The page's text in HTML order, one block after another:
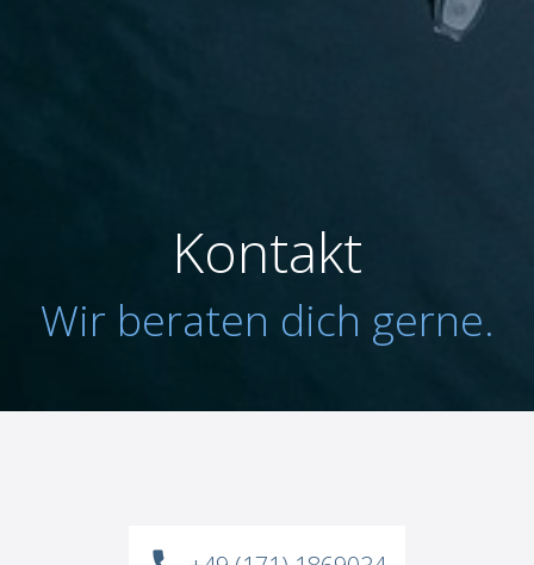
Kontakt
Wir beraten dich gerne.